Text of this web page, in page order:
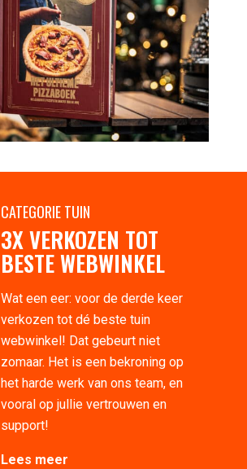
CATEGORIE TUIN
3X VERKOZEN TOT
BESTE WEBWINKEL
Wat een eer: voor de derde keer
verkozen tot dé beste tuin
webwinkel! Dat gebeurt niet
zomaar. Het is een bekroning op
het harde werk van ons team, en
vooral op jullie vertrouwen en
support!
Lees meer